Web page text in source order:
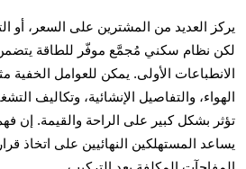
يركز العديد من المشترين على السعر، أو
لكن نظام سكني مُجمَّع موفّر للطاقة يتضمن
الانطباعات الأولى. يمكن للعوامل الخفية
الهواء، والتفاصيل الإنشائية، وتكاليف
تؤثر بشكل كبير على الراحة والقيمة. إن
يساعد المستهلكين النهائيين على اتخاذ